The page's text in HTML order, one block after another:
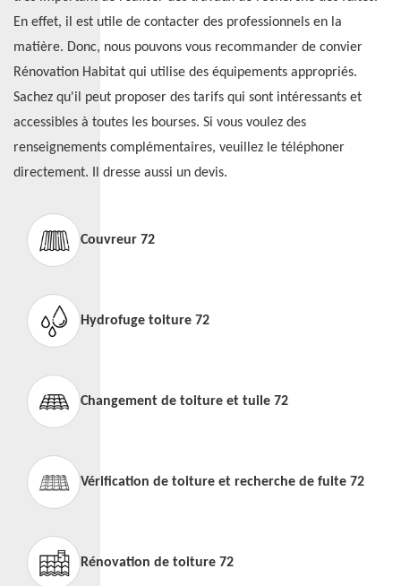
En effet, il est utile de contacter des professionnels en la
matière. Donc, nous pouvons vous recommander de convier
Rénovation Habitat qui utilise des équipements appropriés.
Sachez qu'il peut proposer des tarifs qui sont intéressants et
accessibles à toutes les bourses. Si vous voulez des
renseignements complémentaires, veuillez le téléphoner
directement. Il dresse aussi un devis.
Couvreur 72
Hydrofuge toiture 72
Changement de toiture et tuile 72
Vérification de toiture et recherche de fuite 72
Rénovation de toiture 72